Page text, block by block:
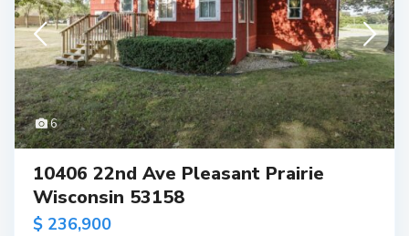
6
10406 22nd Ave Pleasant Prairie
Wisconsin 53158
$ 236,900